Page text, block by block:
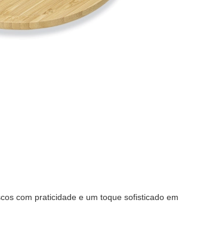
com praticidade e um toque sofisticado em